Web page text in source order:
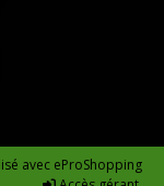
avec eProShopping